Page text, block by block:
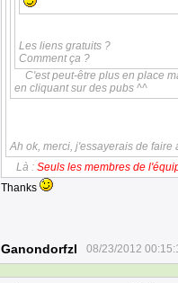
Les liens gratuits ?
Comment ça ?
C'est peut-être plus en place
en cliquant sur des pubs ^^
Ah ok, merci, j'essayerais de faire
Là : Seuls les membres de
Thanks
Ganondorfzl 08/23/2012